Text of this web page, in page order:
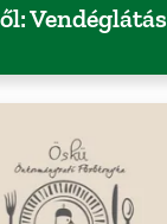
Vendéglátás